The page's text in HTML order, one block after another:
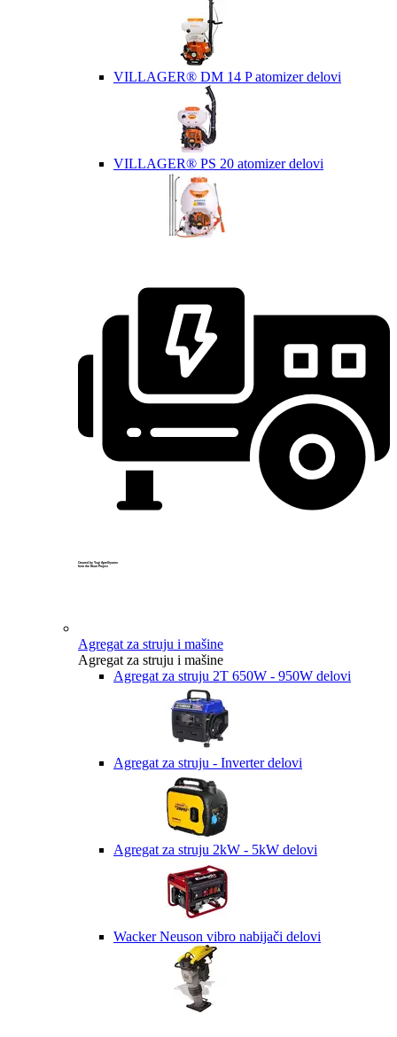
VILLAGER® DM 14 P atomizer delovi
VILLAGER® PS 20 atomizer delovi
Created by Yogi Aprelliyanto
from the Noun Project
Agregat za struju i mašine
Agregat za struju i mašine
Agregat za struju 2T 650W - 950W delovi
Agregat za struju - Inverter delovi
Agregat za struju 2kW - 5kW delovi
Wacker Neuson vibro nabijači delovi